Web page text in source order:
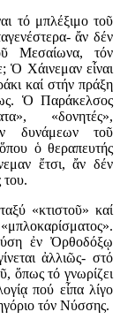
τό μπλέξιμο τοῦ
ἄν δέν
Μεσαίωνα, τόν
Ὁ Χάινεμαν εἶναι
καί στήν πράξη
Ὁ Παράκελσος
«δονητές»,
δυνάμεων τοῦ
ὁ θεραπευτής
ἔτσι, ἄν δέν
του.
«κτιστοῦ» καί
ἐν Ὀρθοδόξῳ
ἀλλιῶς- στό
ὅπως τό γνωρίζει
πού εἶπα λίγο
τόν Νύσσης.